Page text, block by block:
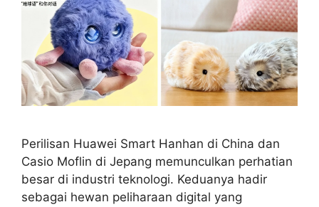
Perilisan Huawei Smart Hanhan di China dan
Casio Moflin di Jepang memunculkan perhatian
besar di industri teknologi. Keduanya hadir
sebagai hewan peliharaan digital yang